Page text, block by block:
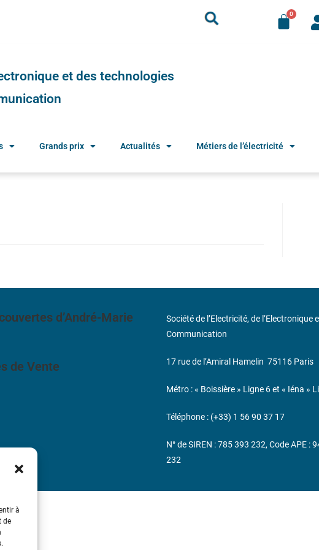
à
de
et des technologies
Grands prix Actualités Métiers de l’électricité
d’André-Marie
de Vente
Société de l’Electricité, de
Communication
17 rue de l’Amiral Hamelin 75116 Paris
Métro : « Boissière » Ligne 6 et « Iéna »
Téléphone : (+33) 1 56 90 37 17
N° de SIREN : 785 393 232, Code APE
232